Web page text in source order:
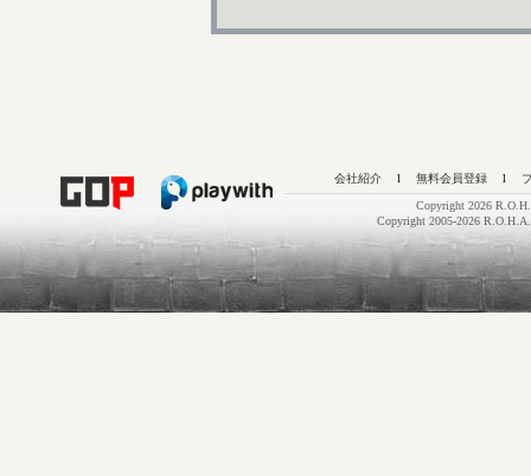
会社紹介 l 無料会員登録 l
Copyright 2026
Copyright 2005-2026